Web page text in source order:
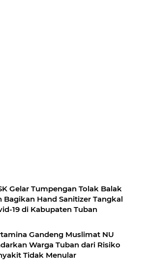
Gelar Tumpengan Tolak Balak
Bagikan Hand Sanitizer Tangkal
19 di Kabupaten Tuban
Gandeng Muslimat NU
Warga Tuban dari Risiko
Tidak Menular